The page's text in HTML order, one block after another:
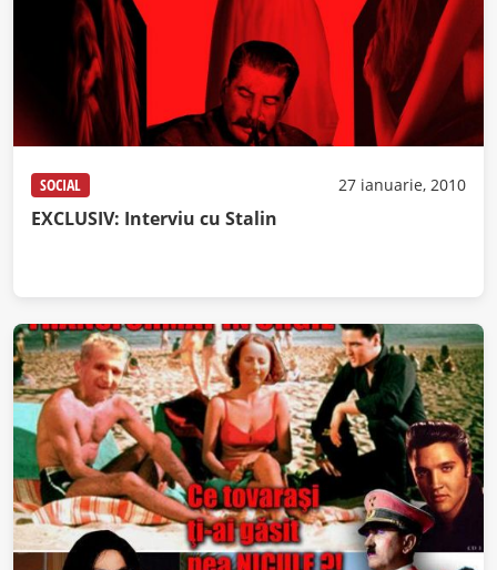
SOCIAL 27 ianuarie, 2010
EXCLUSIV: Interviu cu Stalin